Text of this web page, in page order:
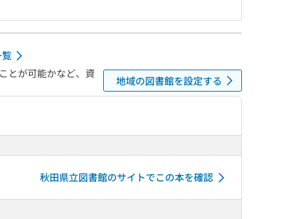
とが可能かなど、資
地域の図書館を設定する
秋田県立図書館のサイトでこの本を確認